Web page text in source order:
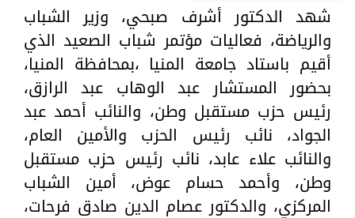
شهد الدكتور أشرف صبحي، وزير الشباب
والرياضة، فعاليات مؤتمر شباب الصعيد الذي
أقيم باستاد جامعة المنيا ،بمحافظة المنيا،
بحضور المستشار عبد الوهاب عبد الرازق،
رئيس حزب مستقبل وطن، والنائب أحمد عبد
الجواد، نائب رئيس الحزب والأمين العام،
والنائب علاء عابد، نائب رئيس حزب مستقبل
وطن، وأحمد حسام عوض، أمين الشباب
المركزي، والدكتور عصام الدين صادق فرحات،